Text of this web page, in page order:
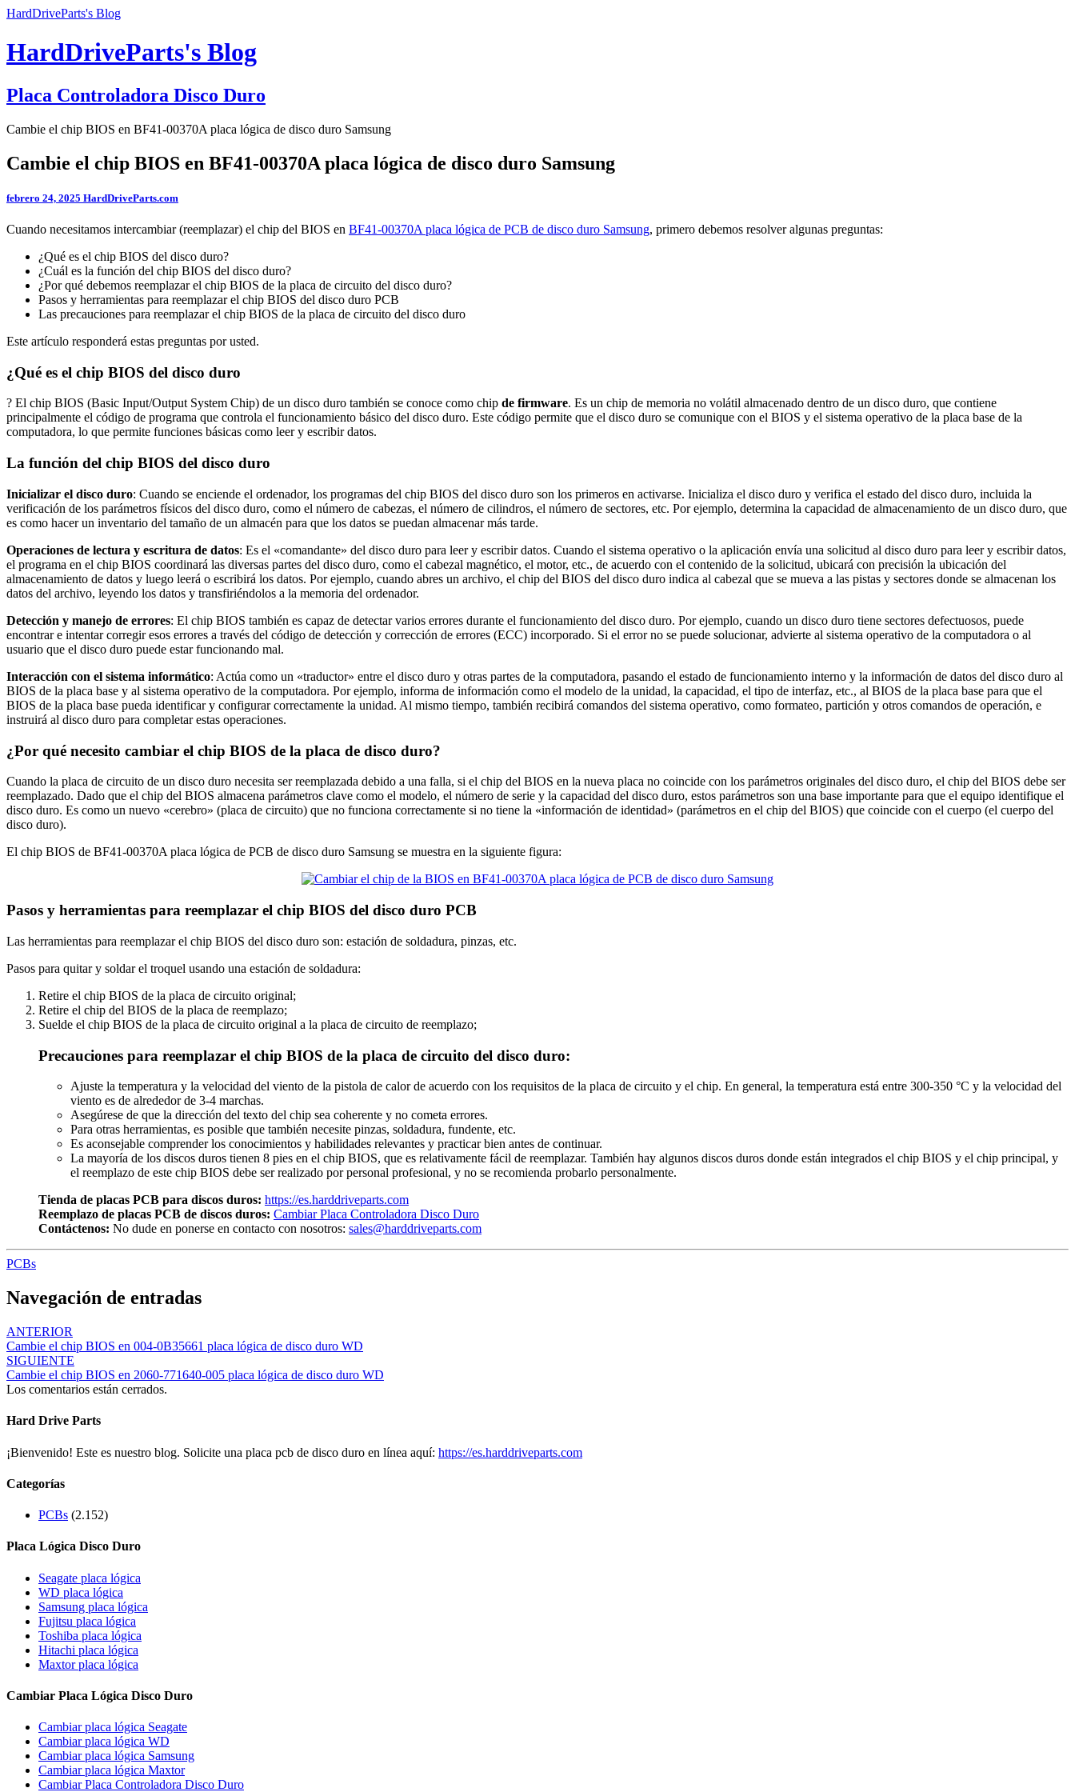
HardDriveParts's Blog
HardDriveParts's Blog
Placa Controladora Disco Duro
Cambie el chip BIOS en BF41-00370A placa lógica de disco duro Samsung
Cambie el chip BIOS en BF41-00370A placa lógica de disco duro Samsung
febrero 24, 2025 HardDriveParts.com
Cuando necesitamos intercambiar (reemplazar) el chip del BIOS en BF41-00370A placa lógica de PCB de disco duro Samsung, primero debemos resolver algunas preguntas:
¿Qué es el chip BIOS del disco duro?
¿Cuál es la función del chip BIOS del disco duro?
¿Por qué debemos reemplazar el chip BIOS de la placa de circuito del disco duro?
Pasos y herramientas para reemplazar el chip BIOS del disco duro PCB
Las precauciones para reemplazar el chip BIOS de la placa de circuito del disco duro
Este artículo responderá estas preguntas por usted.
¿Qué es el chip BIOS del disco duro
? El chip BIOS (Basic Input/Output System Chip) de un disco duro también se conoce como chip de firmware. Es un chip de memoria no volátil almacenado dentro de un disco duro, que contiene
principalmente el código de programa que controla el funcionamiento básico del disco duro. Este código permite que el disco duro se comunique con el BIOS y el sistema operativo de la placa base de la
computadora, lo que permite funciones básicas como leer y escribir datos.
La función del chip BIOS del disco duro
Inicializar el disco duro: Cuando se enciende el ordenador, los programas del chip BIOS del disco duro son los primeros en activarse. Inicializa el disco duro y verifica el estado del disco duro, incluida la
verificación de los parámetros físicos del disco duro, como el número de cabezas, el número de cilindros, el número de sectores, etc. Por ejemplo, determina la capacidad de almacenamiento de un disco duro, que
es como hacer un inventario del tamaño de un almacén para que los datos se puedan almacenar más tarde.
Operaciones de lectura y escritura de datos: Es el «comandante» del disco duro para leer y escribir datos. Cuando el sistema operativo o la aplicación envía una solicitud al disco duro para leer y escribir datos,
el programa en el chip BIOS coordinará las diversas partes del disco duro, como el cabezal magnético, el motor, etc., de acuerdo con el contenido de la solicitud, ubicará con precisión la ubicación del
almacenamiento de datos y luego leerá o escribirá los datos. Por ejemplo, cuando abres un archivo, el chip del BIOS del disco duro indica al cabezal que se mueva a las pistas y sectores donde se almacenan los
datos del archivo, leyendo los datos y transfiriéndolos a la memoria del ordenador.
Detección y manejo de errores: El chip BIOS también es capaz de detectar varios errores durante el funcionamiento del disco duro. Por ejemplo, cuando un disco duro tiene sectores defectuosos, puede
encontrar e intentar corregir esos errores a través del código de detección y corrección de errores (ECC) incorporado. Si el error no se puede solucionar, advierte al sistema operativo de la computadora o al
usuario que el disco duro puede estar funcionando mal.
Interacción con el sistema informático: Actúa como un «traductor» entre el disco duro y otras partes de la computadora, pasando el estado de funcionamiento interno y la información de datos del disco duro al
BIOS de la placa base y al sistema operativo de la computadora. Por ejemplo, informa de información como el modelo de la unidad, la capacidad, el tipo de interfaz, etc., al BIOS de la placa base para que el
BIOS de la placa base pueda identificar y configurar correctamente la unidad. Al mismo tiempo, también recibirá comandos del sistema operativo, como formateo, partición y otros comandos de operación, e
instruirá al disco duro para completar estas operaciones.
¿Por qué necesito cambiar el chip BIOS de la placa de disco duro?
Cuando la placa de circuito de un disco duro necesita ser reemplazada debido a una falla, si el chip del BIOS en la nueva placa no coincide con los parámetros originales del disco duro, el chip del BIOS debe ser
reemplazado. Dado que el chip del BIOS almacena parámetros clave como el modelo, el número de serie y la capacidad del disco duro, estos parámetros son una base importante para que el equipo identifique el
disco duro. Es como un nuevo «cerebro» (placa de circuito) que no funciona correctamente si no tiene la «información de identidad» (parámetros en el chip del BIOS) que coincide con el cuerpo (el cuerpo del
disco duro).
El chip BIOS de BF41-00370A placa lógica de PCB de disco duro Samsung se muestra en la siguiente figura:
Pasos y herramientas para reemplazar el chip BIOS del disco duro PCB
Las herramientas para reemplazar el chip BIOS del disco duro son: estación de soldadura, pinzas, etc.
Pasos para quitar y soldar el troquel usando una estación de soldadura:
Retire el chip BIOS de la placa de circuito original;
Retire el chip del BIOS de la placa de reemplazo;
Suelde el chip BIOS de la placa de circuito original a la placa de circuito de reemplazo;
Precauciones para reemplazar el chip BIOS de la placa de circuito del disco duro:
Ajuste la temperatura y la velocidad del viento de la pistola de calor de acuerdo con los requisitos de la placa de circuito y el chip. En general, la temperatura está entre 300-350 °C y la velocidad del
viento es de alrededor de 3-4 marchas.
Asegúrese de que la dirección del texto del chip sea coherente y no cometa errores.
Para otras herramientas, es posible que también necesite pinzas, soldadura, fundente, etc.
Es aconsejable comprender los conocimientos y habilidades relevantes y practicar bien antes de continuar.
La mayoría de los discos duros tienen 8 pies en el chip BIOS, que es relativamente fácil de reemplazar. También hay algunos discos duros donde están integrados el chip BIOS y el chip principal, y
el reemplazo de este chip BIOS debe ser realizado por personal profesional, y no se recomienda probarlo personalmente.
Tienda de placas PCB para discos duros: https://es.harddriveparts.com
Reemplazo de placas PCB de discos duros: Cambiar Placa Controladora Disco Duro
Contáctenos: No dude en ponerse en contacto con nosotros: sales@harddriveparts.com
PCBs
Navegación de entradas
ANTERIOR
Cambie el chip BIOS en 004-0B35661 placa lógica de disco duro WD
SIGUIENTE
Cambie el chip BIOS en 2060-771640-005 placa lógica de disco duro WD
Los comentarios están cerrados.
Hard Drive Parts
¡Bienvenido! Este es nuestro blog. Solicite una placa pcb de disco duro en línea aquí: https://es.harddriveparts.com
Categorías
PCBs (2.152)
Placa Lógica Disco Duro
Seagate placa lógica
WD placa lógica
Samsung placa lógica
Fujitsu placa lógica
Toshiba placa lógica
Hitachi placa lógica
Maxtor placa lógica
Cambiar Placa Lógica Disco Duro
Cambiar placa lógica Seagate
Cambiar placa lógica WD
Cambiar placa lógica Samsung
Cambiar placa lógica Maxtor
Cambiar Placa Controladora Disco Duro